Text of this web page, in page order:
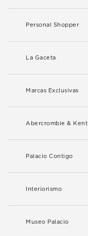
Personal Shopper
La Gaceta
Marcas Exclusivas
Abercrombie & Kent
Palacio Contigo
Interiorismo
Museo Palacio